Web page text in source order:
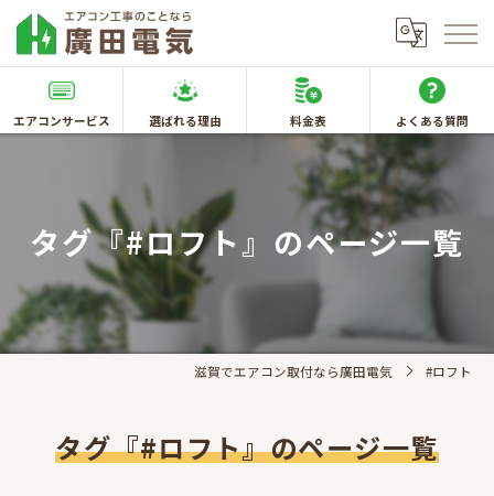
エアコンサービス 選ばれる理由 料金表 よくある質問
タグ『#ロフト』のページ一覧
滋賀でエアコン取付なら廣田電気 #ロフト
タグ『#ロフト』のページ一覧